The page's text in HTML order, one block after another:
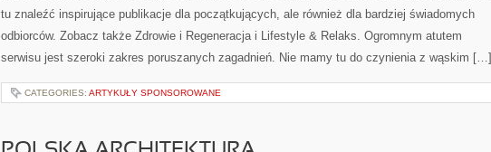
tu znaleźć inspirujące publikacje dla początkujących, ale również dla bardziej świadomych
odbiorców. Zobacz także Zdrowie i Regeneracja i Lifestyle & Relaks. Ogromnym atutem
serwisu jest szeroki zakres poruszanych zagadnień. Nie mamy tu do czynienia z wąskim […]
CATEGORIES: ARTYKUŁY SPONSOROWANE